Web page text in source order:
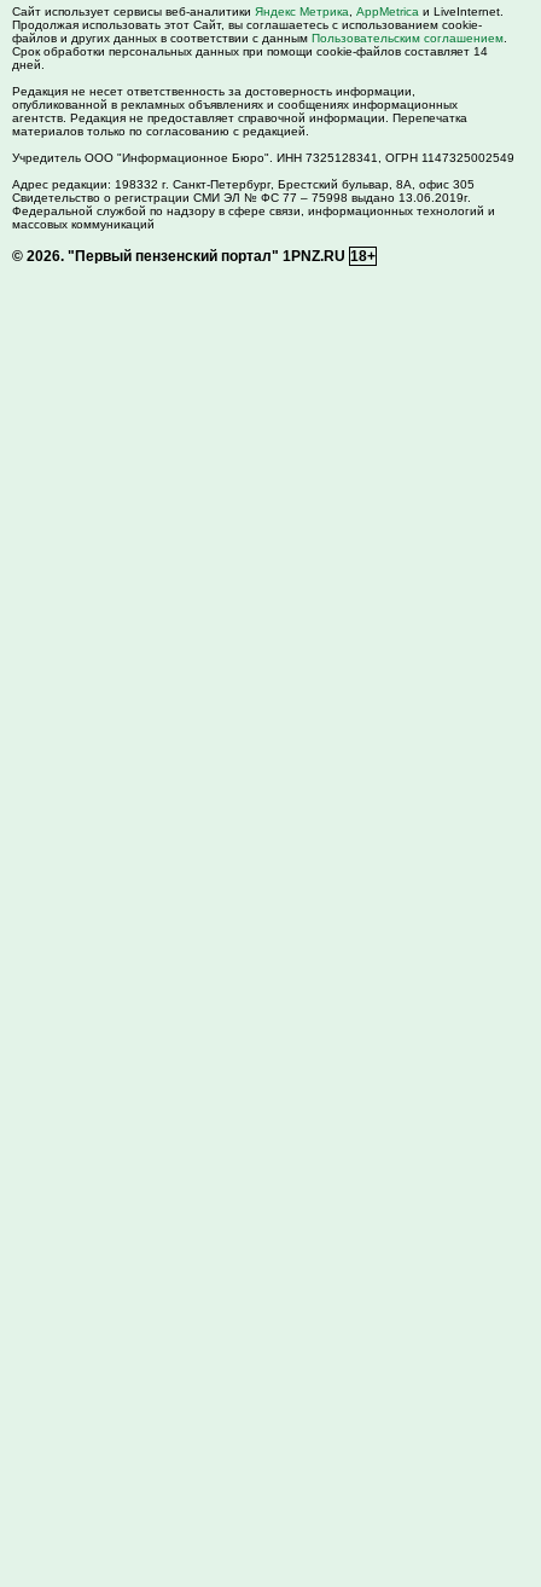
Сайт использует сервисы веб-аналитики Яндекс Метрика AppMetrica и LiveInternet.
Продолжая использовать этот Сайт, вы соглашаетесь с использованием cookie-
файлов и других данных в соответствии с данным Пользовательским соглашением
Срок обработки персональных данных при помощи cookie-файлов составляет 14
дней.
Редакция не несет ответственность за достоверность информации,
опубликованной в рекламных объявлениях и сообщениях информационных
агентств. Редакция не предоставляет справочной информации. Перепечатка
материалов только по согласованию с редакцией.
Учредитель ООО "Информационное Бюро". ИНН 7325128341, ОГРН 1147325002549
Адрес редакции: 198332 г. Санкт-Петербург, Брестский бульвар, 8А, офис 305
Свидетельство о регистрации СМИ ЭЛ № ФС 77 – 75998 выдано 13.06.2019г.
Федеральной службой по надзору в сфере связи, информационных технологий и
массовых коммуникаций
© 2026. "Первый пензенский портал" 1PNZ.RU 18+